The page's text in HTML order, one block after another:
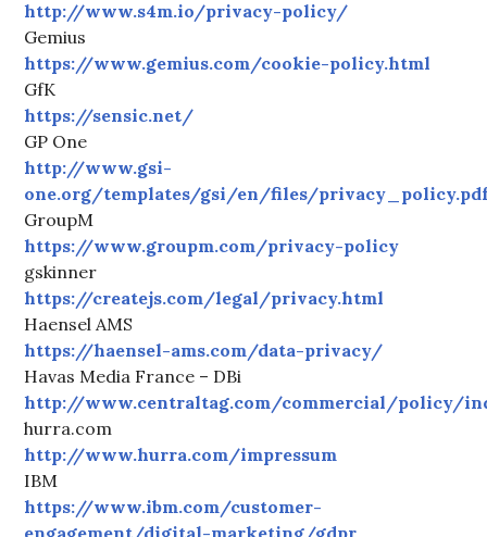
http://www.s4m.io/privacy-policy/
Gemius
https://www.gemius.com/cookie-policy.html
GfK
https://sensic.net/
GP One
http://www.gsi-
one.org/templates/gsi/en/files/
GroupM
https://www.groupm.com/privacy-policy
gskinner
https://createjs.com/legal/privacy.html
Haensel AMS
https://haensel-ams.com/data-privacy/
Havas Media France – DBi
http://www.centraltag.com/commercial/policy/
hurra.com
http://www.hurra.com/impressum
IBM
https://www.ibm.com/customer-
engagement/digital-marketing/gdpr